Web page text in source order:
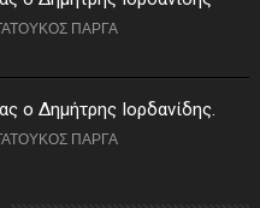
ΠΑΡΓΑ
ο Δημήτρης Ιορδανίδης.
ΠΑΡΓΑ